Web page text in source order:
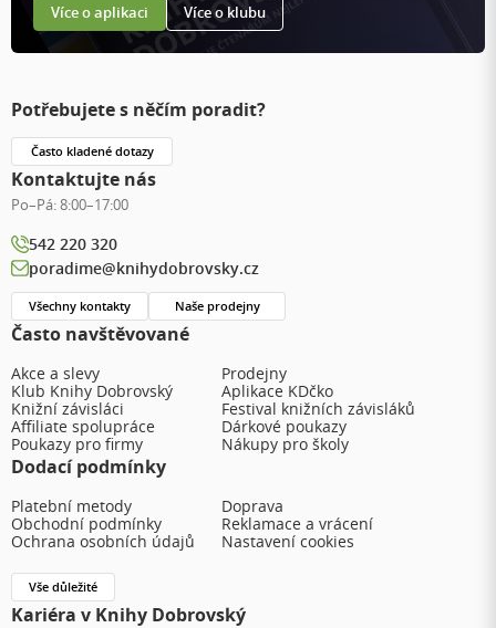
Více o aplikaci Více o klubu
Často navštěvované
Akce a slevy
Prodejny
Klub Knihy Dobrovský
Aplikace KDčko
Knižní závisláci
Festival knižních závisláků
Affiliate spolupráce
Dárkové poukazy
Poukazy pro firmy
Nákupy pro školy
Dodací podmínky
Platební metody
Doprava
Obchodní podmínky
Reklamace a vrácení
Ochrana osobních údajů
Nastavení cookies
Vše důležité
Kariéra v Knihy Dobrovský
Potřebujete s něčím poradit?
Často kladené dotazy
Kontaktujte nás
Po–Pá:8:00–17:00
542 220 320
poradime@knihydobrovsky.cz
Všechny kontakty Naše prodejny